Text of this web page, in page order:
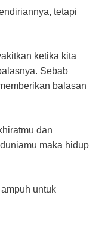
tetapi
ketika kita
Sebab
balasan
dan
maka hidup
untuk